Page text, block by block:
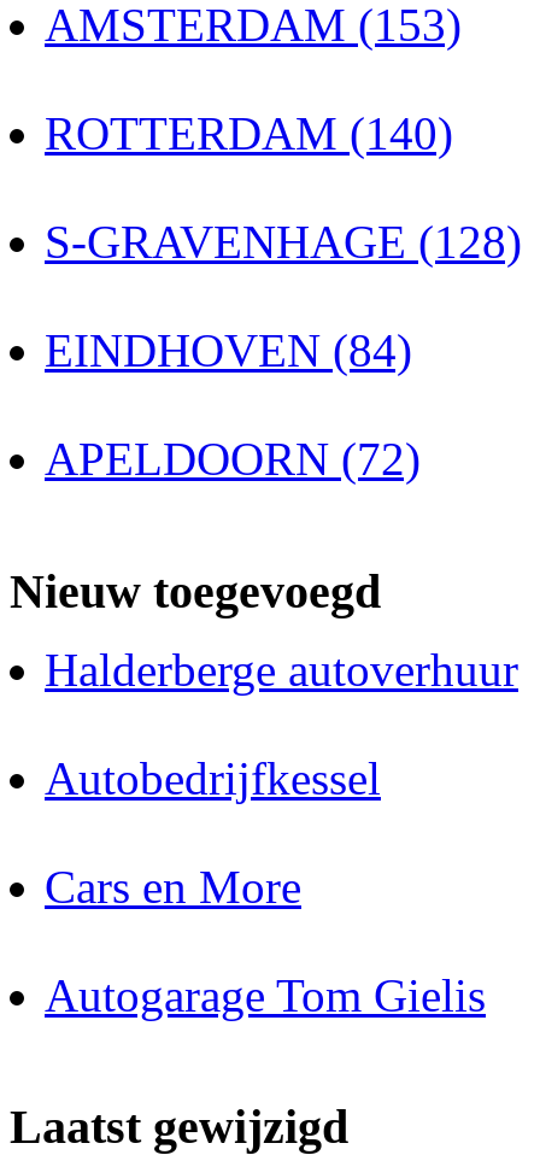
AMSTERDAM (153)
ROTTERDAM (140)
S-GRAVENHAGE (128)
EINDHOVEN (84)
APELDOORN (72)
Nieuw toegevoegd
Halderberge autoverhuur
Autobedrijfkessel
Cars en More
Autogarage Tom Gielis
Laatst gewijzigd